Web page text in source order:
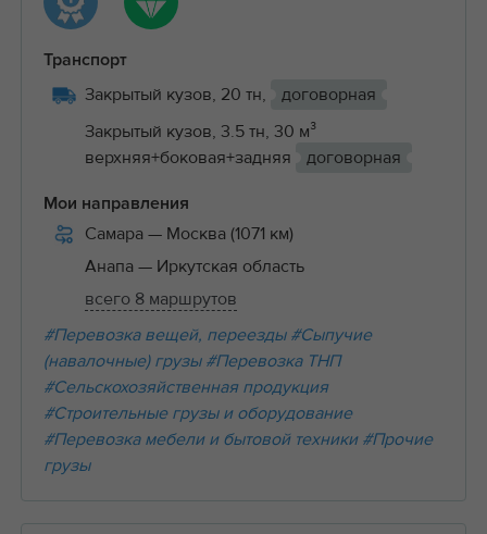
Транспорт
Закрытый кузов, 20 тн,
договорная
Закрытый кузов, 3.5 тн, 30 м³
верхняя+боковая+задняя
договорная
Мои направления
Самара — Москва (1071 км)
Анапа — Иркутская область
всего 8 маршрутов
#Перевозка вещей, переезды #Сыпучие
(навалочные) грузы #Перевозка ТНП
#Сельскохозяйственная продукция
#Строительные грузы и оборудование
#Перевозка мебели и бытовой техники #Прочие
грузы